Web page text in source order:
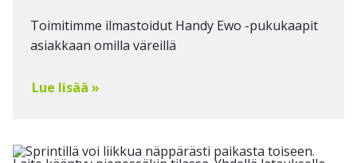
Toimitimme ilmastoidut Handy Ewo -pukukaapit
asiakkaan omilla väreillä
Lue lisää »